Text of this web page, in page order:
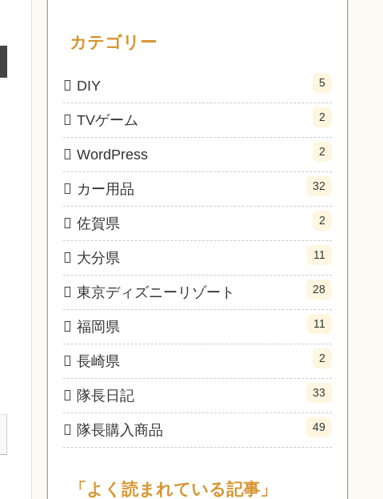
カテゴリー
DIY 5
TVゲーム 2
WordPress 2
カー用品 32
佐賀県 2
大分県 11
東京ディズニーリゾート 28
福岡県 11
長崎県 2
隊長日記 33
隊長購入商品 49
「よく読まれている記事」